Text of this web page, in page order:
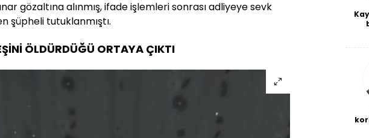
gözaltına alınmış, ifade işlemleri sonrası adliyeye sevk
şüpheli tutuklanmıştı.
ÖLDÜRDÜĞÜ ORTAYA ÇIKTI